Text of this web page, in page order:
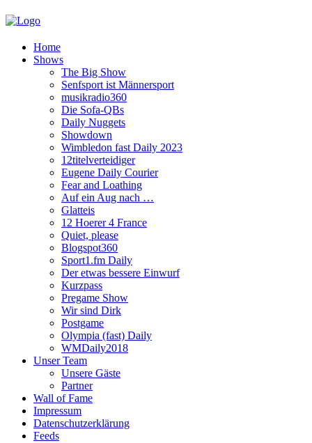
Home
Shows
The Big Show
Senfsport ist Männersport
musikradio360
Die Sofa-QBs
Daily Nuggets
Showdown
Wimbledon fast Daily 2023
12titelverteidiger
Eugene Daily Courier
Fear and Loathing
Auf ein Aug nach …
Glatteis
12 Hoerer 4 France
Quiet, please
Blogspot360
Sport1.fm Daily
Der etwas bessere Einwurf
Kurzpass
Pregame Show
Wir sind Dirk
Postgame
Olympia (fast) Daily
WMDaily2018
Unser Team
Unsere Gäste
Partner
Wall of Fame
Impressum
Datenschutzerklärung
Feeds